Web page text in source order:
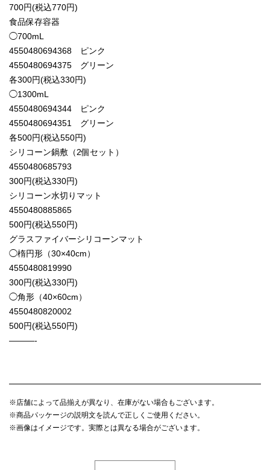
700円(税込770円)
食品保存容器
◯700mL
4550480694368 ピンク
4550480694375 グリーン
各300円(税込330円)
◯1300mL
4550480694344 ピンク
4550480694351 グリーン
各500円(税込550円)
シリコーン鍋敷（2個セット）
4550480685793
300円(税込330円)
シリコーン水切りマット
4550480885865
500円(税込550円)
グラスファイバーシリコーンマット
◯楕円形（30×40cm）
4550480819990
300円(税込330円)
◯角形（40×60cm）
4550480820002
500円(税込550円)
———-
※店舗によって品揃えが異なり、在庫がない場合もございます。
※商品パッケージの説明文を読んで正しくご使用ください。
※画像はイメージです。実際とは異なる場合がございます。